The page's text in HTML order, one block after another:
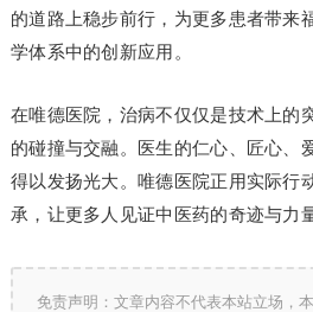
的道路上稳步前行，为更多患者带来
学体系中的创新应用。
在唯德医院，治病不仅仅是技术上的
的碰撞与交融。医生的仁心、匠心、
得以发扬光大。唯德医院正用实际行
承，让更多人见证中医药的奇迹与力量
免责声明：文章内容不代表本站立场，